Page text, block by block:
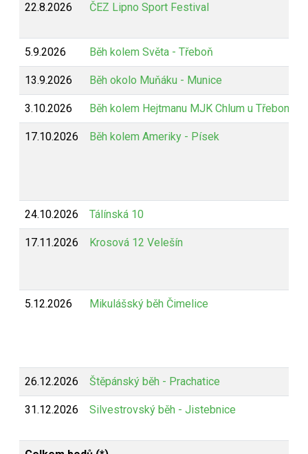
22.8.2026 ČEZ Lipno Sport Festival
5.9.2026 Běh kolem Světa - Třeboň
13.9.2026 Běh okolo Muňáku - Munice
3.10.2026 Běh kolem Hejtmanu MJK Chlum u Třeboně
17.10.2026 Běh kolem Ameriky - Písek
24.10.2026 Tálínská 10
17.11.2026 Krosová 12 Velešín
5.12.2026 Mikulášský běh Čimelice
26.12.2026 Štěpánský běh - Prachatice
31.12.2026 Silvestrovský běh - Jistebnice